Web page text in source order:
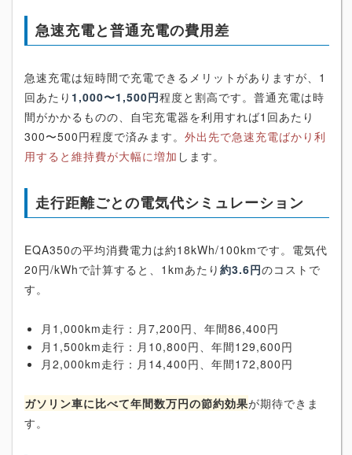
急速充電と普通充電の費用差
急速充電は短時間で充電できるメリットがありますが、1
回あたり 1,000〜1,500円程度と割高です。普通充電は時
間がかかるものの、自宅充電器を利用すれば1回あたり
300〜500円程度で済みます。 外出先で急速充電ばかり利
用すると維持費が大幅に増加 します。
走行距離ごとの電気代シミュレーション
EQA350の平均消費電力は約18kWh/100kmです。電気代
20円/kWhで計算すると、1kmあたり 約3.6円のコストで
す。
月1,000km走行：月7,200円、年間86,400円
月1,500km走行：月10,800円、年間129,600円
月2,000km走行：月14,400円、年間172,800円
ガソリン車に比べて年間数万円の節約効果が期待できま
す。